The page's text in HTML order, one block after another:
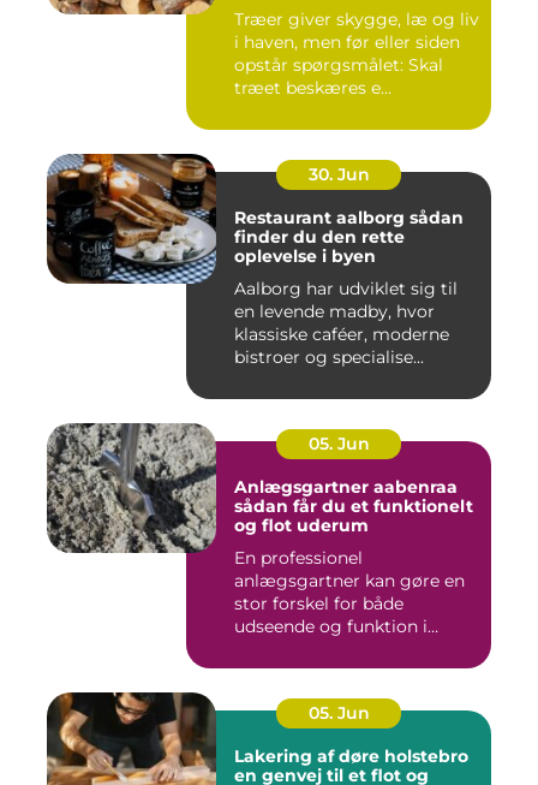
Træer giver skygge, læ og liv
i haven, men før eller siden
opstår spørgsmålet: Skal
træet beskæres e...
30. Jun
Restaurant aalborg sådan
finder du den rette
oplevelse i byen
Aalborg har udviklet sig til
en levende madby, hvor
klassiske caféer, moderne
bistroer og specialise...
05. Jun
Anlægsgartner aabenraa
sådan får du et funktionelt
og flot uderum
En professionel
anlægsgartner kan gøre en
stor forskel for både
udseende og funktion i
05. Jun
Lakering af døre holstebro
en genvej til et flot og